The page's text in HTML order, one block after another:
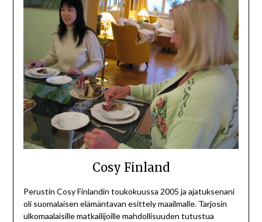
Cosy Finland
Perustin Cosy Finlandin toukokuussa 2005 ja ajatuksenani
oli suomalaisen elämäntavan esittely maailmalle. Tarjosin
ulkomaalaisille matkailijoille mahdollisuuden tutustua